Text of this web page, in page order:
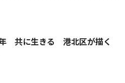
共に生きる 港北区が描く